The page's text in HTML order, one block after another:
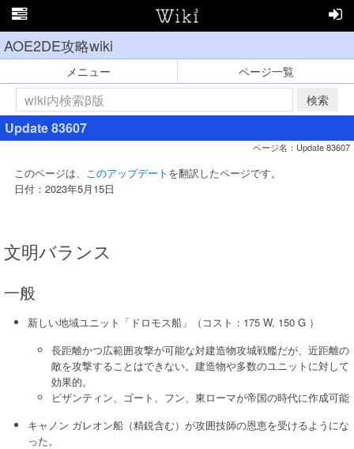
AOE2DE攻略wiki
メニュー
ページ一覧
検索
Update 83607
ページ名：Update 83607
このページは、 このアップデート を翻訳したページです。
日付：2023年5月15日
文明バランス
一般
新しい地域ユニット「ドロモス船」（コスト：175 W, 150 G ）
長距離かつ広範囲攻撃が可能な対建造物攻城戦艦だが、近距離の
敵を攻撃することはできない。建造物や多数のユニットに対して
効果的。
ビザンティン、ゴート、フン、東ローマが帝国の時代に作成可能
キャノン ガレオン船（精鋭含む）が攻囲技師の恩恵を受けるようにな
った。